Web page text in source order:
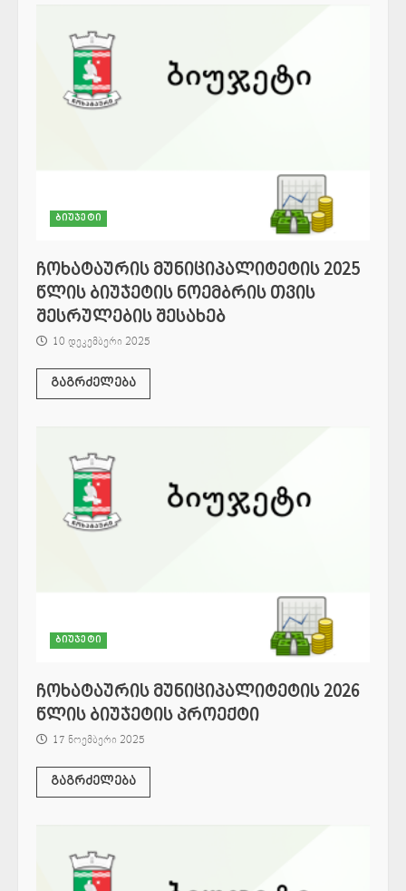
ბიუჯეტი
ჩოხატაურის მუნიციპალიტეტის 2025
წლის ბიუჯეტის ნოემბრის თვის
შესრულების შესახებ
10 დეკემბერი 2025
გაგრძელება
ბიუჯეტი
ჩოხატაურის მუნიციპალიტეტის 2026
წლის ბიუჯეტის პროექტი
17 ნოემბერი 2025
გაგრძელება